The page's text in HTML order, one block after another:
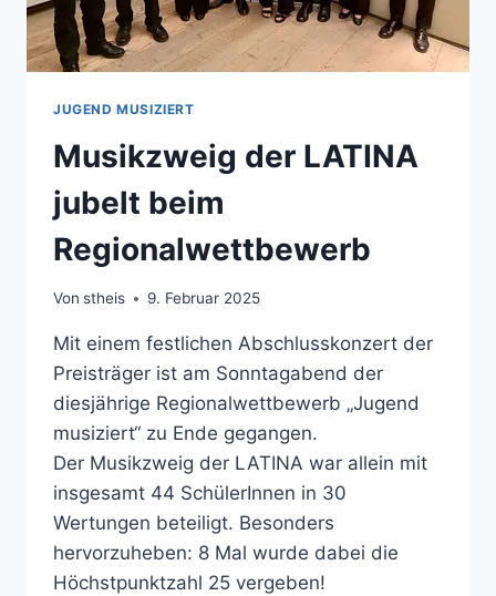
JUGEND MUSIZIERT
Musikzweig der LATINA
jubelt beim
Regionalwettbewerb
Von stheis 9. Februar 2025
Mit einem festlichen Abschlusskonzert der
Preisträger ist am Sonntagabend der
diesjährige Regionalwettbewerb „Jugend
musiziert“ zu Ende gegangen.
Der Musikzweig der LATINA war allein mit
insgesamt 44 SchülerInnen in 30
Wertungen beteiligt. Besonders
hervorzuheben: 8 Mal wurde dabei die
Höchstpunktzahl 25 vergeben!